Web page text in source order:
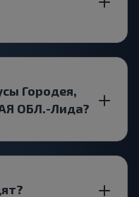
Городея,
ОБЛ.-Лида?